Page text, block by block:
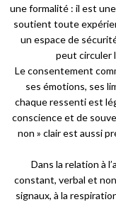
une formalité : il est
soutient toute
un espace de
peut circuler
Le consentement
ses émotions, ses
chaque ressenti est
conscience et de
non » clair est aussi
Dans la relation à
constant, verbal et
signaux, à la